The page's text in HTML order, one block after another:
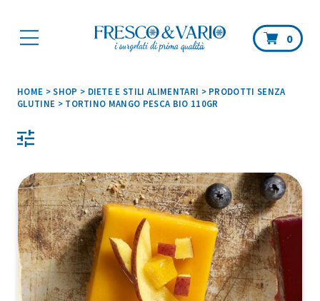
0
HOME >SHOP > DIETE E STILI ALIMENTARI > PRODOTTI SENZA
GLUTINE > TORTINO MANGO PESCA BIO 110GR